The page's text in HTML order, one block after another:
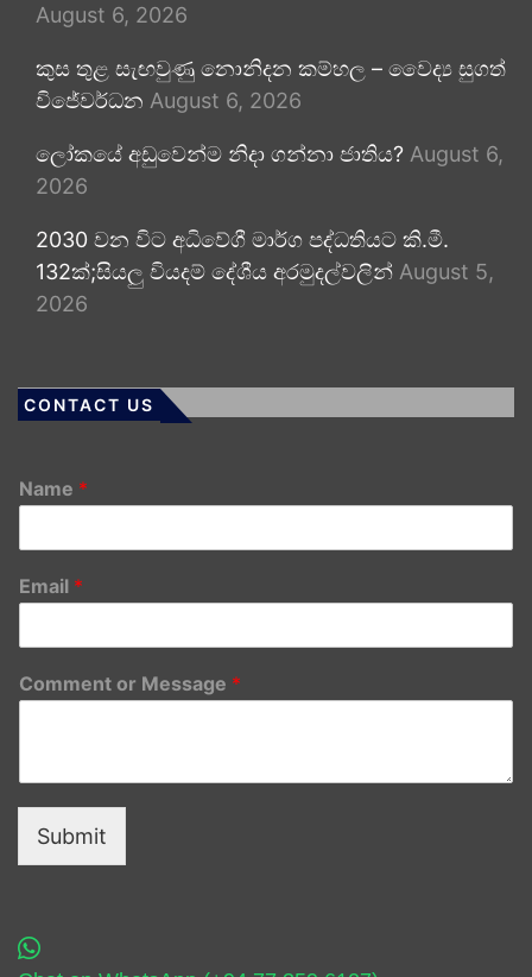
August 6, 2026
කුස තුළ සැඟවුණු නොනිදන කම්හල – වෛද්‍ය සුගත්
විජේවර්ධන August 6, 2026
ලෝකයේ අඩුවෙන්ම නිදා ගන්නා ජාතිය? August 6,
2026
2030 වන විට අධිවේගී මාර්ග පද්ධතියට කි.මී.
132ක්;සියලු වියදම් දේශීය අරමුදල්වලින් August 5,
2026
CONTACT US
Name *
Email *
Comment or Message *
Submit